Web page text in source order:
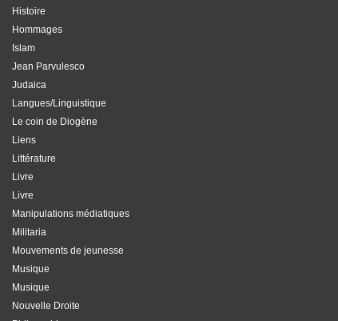
Histoire
Hommages
Islam
Jean Parvulesco
Judaica
Langues/Linguistique
Le coin de Diogène
Liens
Littérature
Livre
Livre
Manipulations médiatiques
Militaria
Mouvements de jeunesse
Musique
Musique
Nouvelle Droite